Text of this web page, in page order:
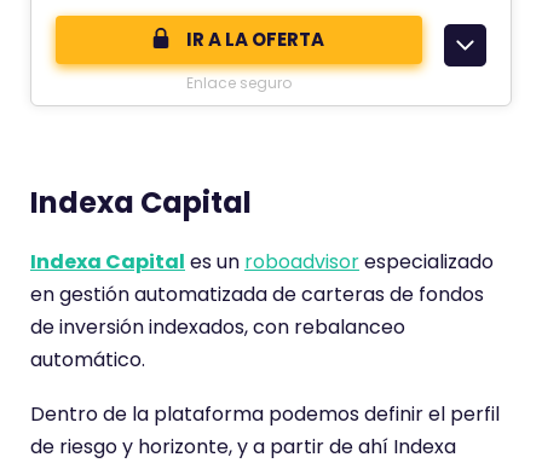
c
a
i
o
e
n
IR A LA OFERTA
Enlace seguro
Indexa Capital
Indexa Capital es un roboadvisorespecializado
en gestión automatizada de carteras de fondos
de inversión indexados, con rebalanceo
automático.
Dentro de la plataforma podemos definir el perfil
de riesgo y horizonte, y a partir de ahí Indexa